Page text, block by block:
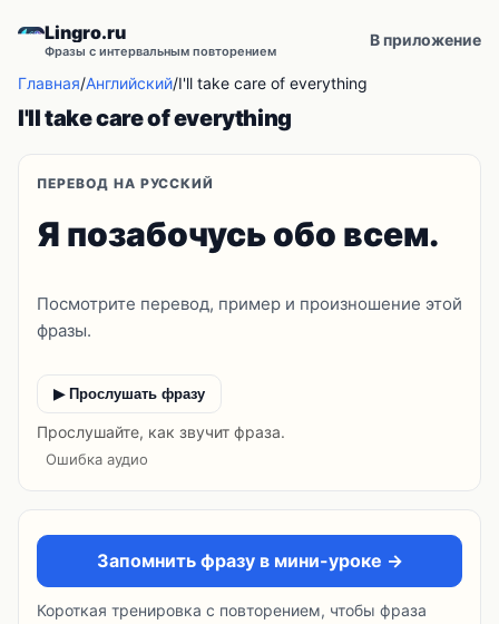
Lingro.ru
Фразы с интервальным повторением
В приложение
Главная/Английский/I'll take care of everything
I'll take care of everything
ПЕРЕВОД НА РУССКИЙ
Я позабочусь обо всем.
Посмотрите перевод, пример и произношение этой
фразы.
▶ Прослушать фразу
Прослушайте, как звучит фраза.
Ошибка аудио
Запомнить фразу в мини-уроке →
Короткая тренировка с повторением, чтобы фраза